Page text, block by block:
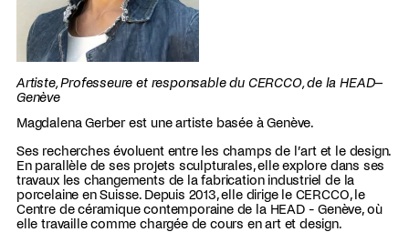
Artiste, Professeure et responsable du CERCCO, de la HEAD–
Genève
Magdalena Gerber est une artiste basée à Genève.
Ses recherches évoluent entre les champs de l’art et le design.
En parallèle de ses projets sculpturales, elle explore dans ses
travaux les changements de la fabrication industriel de la
porcelaine en Suisse. Depuis 2013, elle dirige le CERCCO, le
Centre de céramique contemporaine de la HEAD - Genève, où
elle travaille comme chargée de cours en art et design.